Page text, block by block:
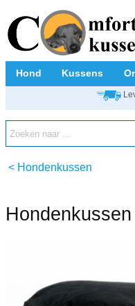
Hond Kussens
< Hondenkussen